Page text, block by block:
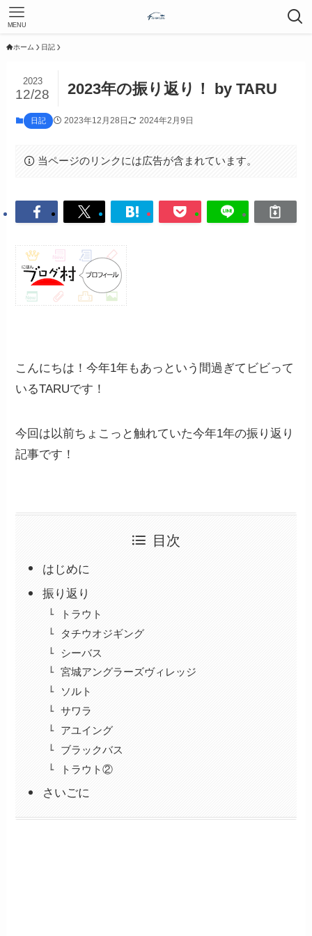
MENU
ホーム 日記
2023年の振り返り！ by TARU
2023
12/28
日記 2023年12月28日 2024年2月9日
当ページのリンクには広告が含まれています。
こんにちは！今年1年もあっという間過ぎてビビって
いるTARUです！
今回は以前ちょこっと触れていた今年1年の振り返り
記事です！
目次
はじめに
振り返り
トラウト
タチウオジギング
シーバス
宮城アングラーズヴィレッジ
ソルト
サワラ
アユイング
ブラックバス
トラウト②
さいごに